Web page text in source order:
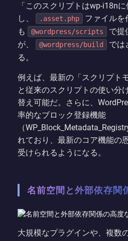
「このスクリプトはwp-i18n
し、
.asset.php
ファイルを
も
@wordpress/scripts
で提
が、
@wordpress/build
では
る。
例えば、最新の「スクリプト
と従来のスクリプトの使い分
替え可能だ。さらに、
率的なブロック登録機能
（
れており、最新のコア機能の
受けられるようになる。
名前空間と外部依存関
大規模なプラグインや、複数